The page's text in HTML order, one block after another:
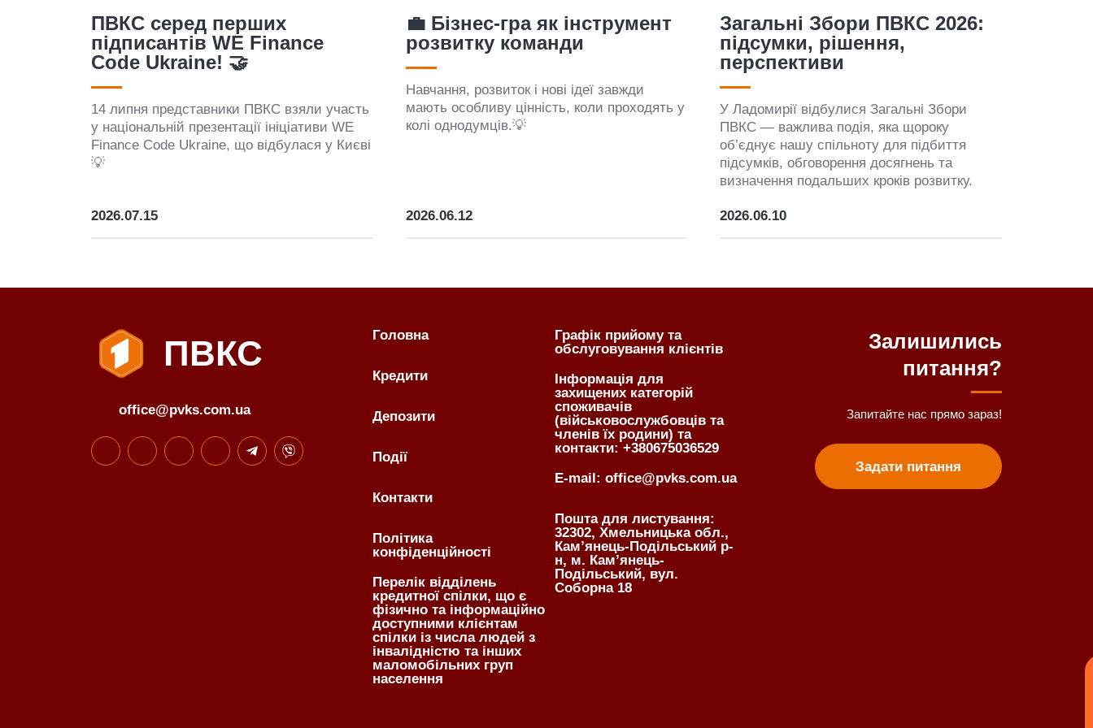
💼 Бізнес-гра як інструмент
розвитку команди
Навчання, розвиток і нові ідеї завжди
мають особливу цінність, коли проходять у
колі однодумців.💡
2026.06.12
Загальні Збори ПВКС 2026:
підсумки, рішення,
перспективи
У Ладомирії відбулися Загальні Збори
ПВКС — важлива подія, яка щороку
2026.06.10
Загальні збори членів ПВКС
Запрошуємо всіх членів КС прийняти
участь у річних загальних зборах, які
відбудуться 05 червня 2026 року
2026.04.22
ПВКС
office@pvks.com.ua
Головна
Кредити
Депозити
Події
Контакти
Політика
конфіденційності
Перелік відділень
кредитної спілки, що є
фізично та інформаційно
доступними клієнтам
спілки із числа людей з
інвалідністю та інших
маломобільних груп
населення
Графік прийому та
обслуговування клієнтів
Інформація для
захищених категорій
споживачів
(військовослужбовців та
членів їх родини) та
контакти: +380675036529
E-mail: office@pvks.com.ua
Пошта для листування:
32302, Хмельницька обл.,
Кам’янець-Подільський р-
н, м. Кам’янець-
Подільський, вул.
Соборна 18
Залишились
питання?
Запитайте нас прямо зараз!
Задати питання